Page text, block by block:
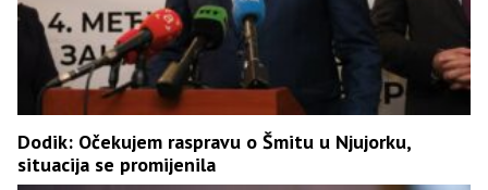
Dodik: Očekujem raspravu o Šmitu u Njujorku,
situacija se promijenila